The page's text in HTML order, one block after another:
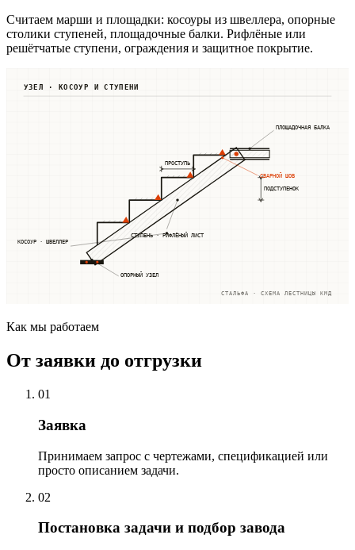
Считаем марши и площадки: косоуры из швеллера, опорные
столики ступеней, площадочные балки. Рифлёные или
решётчатые ступени, ограждения и защитное покрытие.
УЗЕЛ · КОСОУР И СТУПЕНИ
ПРОСТУПЬ
ПОДСТУПЕНОК
КОСОУР · ШВЕЛЛЕР
СТУПЕНЬ · РИФЛЁНЫЙ ЛИСТ
СВАРНОЙ ШОВ
ПЛОЩАДОЧНАЯ БАЛКА
ОПОРНЫЙ УЗЕЛ
СТАЛЬФА · СХЕМА ЛЕСТНИЦЫ КМД
Как мы работаем
От заявки до отгрузки
01
Заявка
Принимаем запрос с чертежами, спецификацией или
просто описанием задачи.
02
Постановка задачи и подбор завода